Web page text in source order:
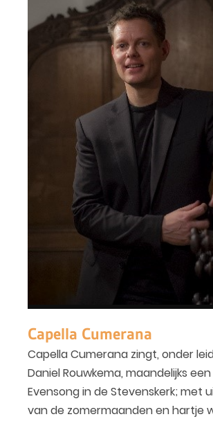
Capella Cumerana
Capella Cumerana zingt, onder
Daniel Rouwkema, maandelijks
Evensong in de Stevenskerk; met
van de zomermaanden en hartje